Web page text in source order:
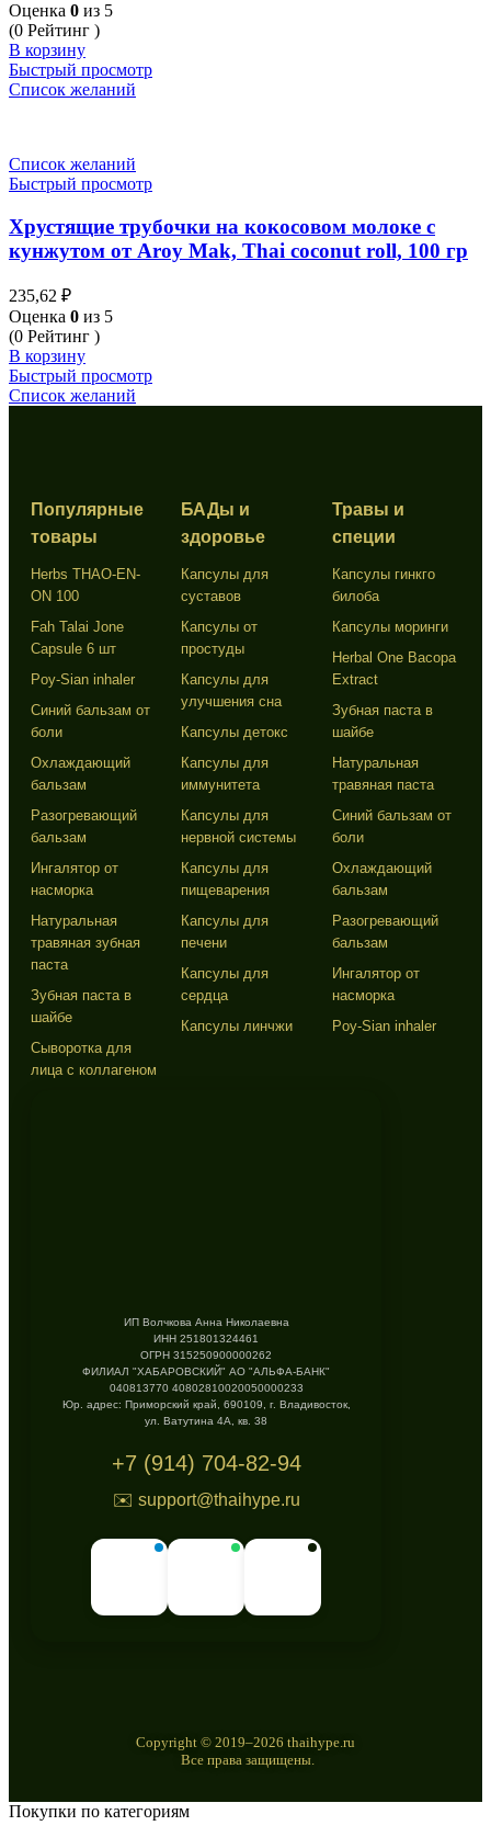
Оценка 0 из 5
(0 Рейтинг )
В корзину
Быстрый просмотр
Список желаний
Список желаний
Быстрый просмотр
Хрустящие трубочки на кокосовом молоке с
кунжутом от Aroy Mak, Thai coconut roll, 100 гр
235,62 ₽
Оценка 0 из 5
(0 Рейтинг )
В корзину
Быстрый просмотр
Список желаний
Популярные
товары
Herbs THAO-EN-
ON 100
Fah Talai Jone
Capsule 6 шт
Poy-Sian inhaler
Синий бальзам от
боли
Охлаждающий
бальзам
Разогревающий
бальзам
Ингалятор от
насморка
Натуральная
травяная зубная
паста
Зубная паста в
шайбе
Сыворотка для
лица с коллагеном
БАДы и
здоровье
Капсулы для
суставов
Капсулы от
простуды
Капсулы для
улучшения сна
Капсулы детокс
Капсулы для
иммунитета
Капсулы для
нервной системы
Капсулы для
пищеварения
Капсулы для
печени
Капсулы для
сердца
Капсулы линчжи
Травы и
специи
Капсулы гинкго
билоба
Капсулы моринги
Herbal One Bacopa
Extract
Зубная паста в
шайбе
Натуральная
травяная паста
Синий бальзам от
боли
Охлаждающий
бальзам
Разогревающий
бальзам
Ингалятор от
насморка
Poy-Sian inhaler
ИП Волчкова Анна Николаевна
ИНН 251801324461
ОГРН 315250900000262
ФИЛИАЛ "ХАБАРОВСКИЙ" АО "АЛЬФА-БАНК"
040813770 40802810020050000233
Юр. адрес: Приморский край, 690109, г. Владивосток,
ул. Ватутина 4А, кв. 38
+7 (914) 704-82-94
✉️ support@thaihype.ru
Copyright © 2019–2026 thaihype.ru
Все права защищены.
Покупки по категориям